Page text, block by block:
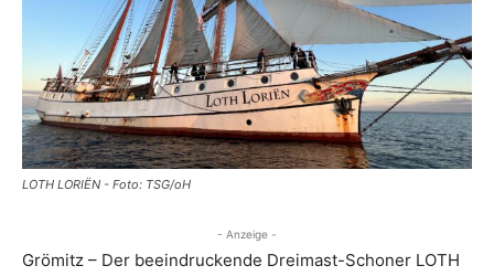
LOTH LORIËN - Foto: TSG/oH
- Anzeige -
Grömitz – Der beeindruckende Dreimast-Schoner LOTH